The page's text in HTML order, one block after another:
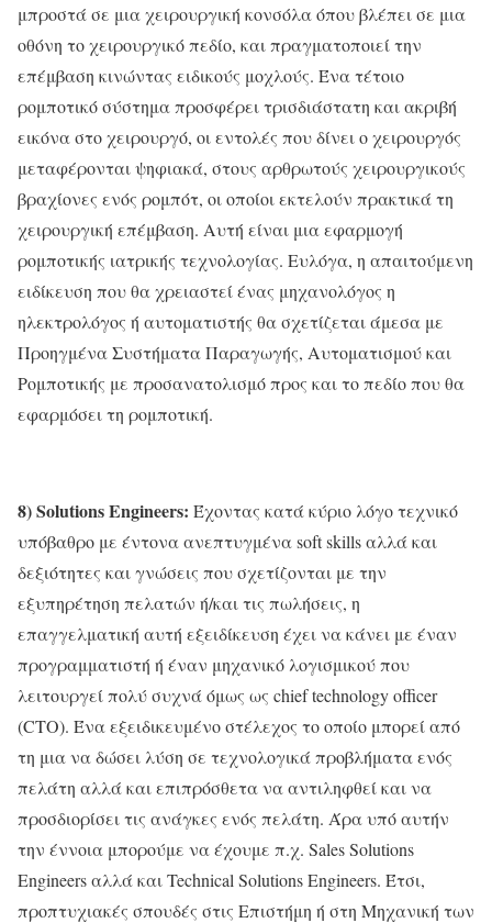
μπροστά σε μια χειρουργική κονσόλα όπου βλέπει σε μια
οθόνη το χειρουργικό πεδίο, και πραγματοποιεί την
επέμβαση κινώντας ειδικούς μοχλούς. Ένα τέτοιο
ρομποτικό σύστημα προσφέρει τρισδιάστατη και ακριβή
εικόνα στο χειρουργό, οι εντολές που δίνει ο χειρουργός
μεταφέρονται ψηφιακά, στους αρθρωτούς χειρουργικούς
βραχίονες ενός ρομπότ, οι οποίοι εκτελούν πρακτικά τη
χειρουργική επέμβαση. Αυτή είναι μια εφαρμογή
ρομποτικής ιατρικής τεχνολογίας. Ευλόγα, η απαιτούμενη
ειδίκευση που θα χρειαστεί ένας μηχανολόγος η
ηλεκτρολόγος ή αυτοματιστής θα σχετίζεται άμεσα με
Προηγμένα Συστήματα Παραγωγής, Αυτοματισμού και
Ρομποτικής με προσανατολισμό προς και το πεδίο που θα
εφαρμόσει τη ρομποτική.
8) Solutions Engineers: Έχοντας κατά κύριο λόγο τεχνικό
υπόβαθρο με έντονα ανεπτυγμένα soft skills αλλά και
δεξιότητες και γνώσεις που σχετίζονται με την
εξυπηρέτηση πελατών ή/και τις πωλήσεις, η
επαγγελματική αυτή εξειδίκευση έχει να κάνει με έναν
προγραμματιστή ή έναν μηχανικό λογισμικού που
λειτουργεί πολύ συχνά όμως ως chief technology officer
(CTO). Ένα εξειδικευμένο στέλεχος το οποίο μπορεί από
τη μια να δώσει λύση σε τεχνολογικά προβλήματα ενός
πελάτη αλλά και επιπρόσθετα να αντιληφθεί και να
προσδιορίσει τις ανάγκες ενός πελάτη. Άρα υπό αυτήν
την έννοια μπορούμε να έχουμε π.χ. Sales Solutions
Engineers αλλά και Technical Solutions Engineers. Έτσι,
προπτυχιακές σπουδές στις Επιστήμη ή στη Μηχανική των